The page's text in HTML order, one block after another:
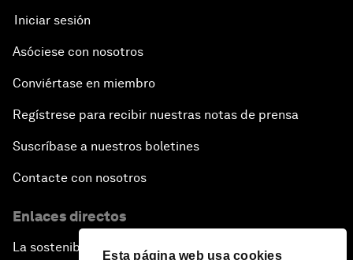
Esta página web usa cookies
Iniciar sesión
Asóciese con nosotros
Conviértase en miembro
Regístrese para recibir nuestras notas de prensa
Suscríbase a nuestros boletines
Contacte con nosotros
Enlaces directos
La sostenibilidad en el Foro